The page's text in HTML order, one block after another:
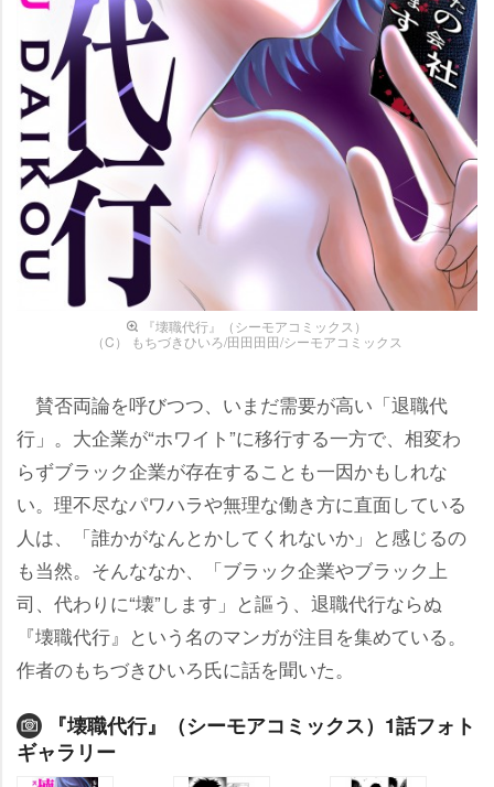
『壊職代行』（シーモアコミックス）
（C） もちづきひいろ/田田田田/シーモアコミックス
賛否両論を呼びつつ、いまだ需要が高い「退職代
行」。大企業が“ホワイト”に移行する一方で、相変わ
らずブラック企業が存在することも一因かもしれな
い。理不尽なパワハラや無理な働き方に直面している
人は、「誰かがなんとかしてくれないか」と感じるの
も当然。そんななか、「ブラック企業やブラック上
司、代わりに“壊”します」と謳う、退職代行ならぬ
『壊職代行』という名のマンガが注目を集めている。
作者のもちづきひいろ氏に話を聞いた。
『壊職代行』（シーモアコミックス）1話フォト
ギャラリー